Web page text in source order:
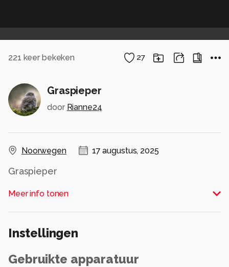
221 keer bekeken 27
Graspieper
door Rianne24
Noorwegen 17 augustus, 2025
Graspieper
Alle rechten voorbehouden
Meer info tonen
Instellingen
Gebruikte apparatuur